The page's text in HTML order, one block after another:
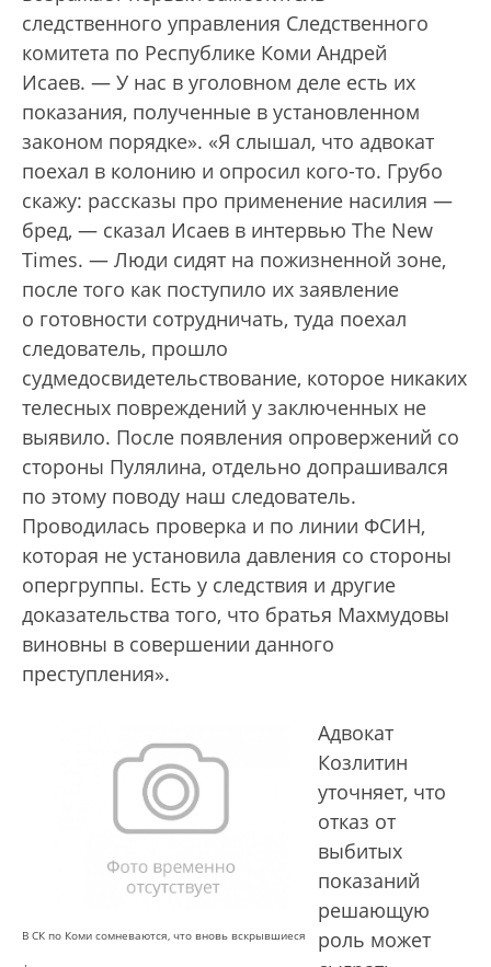
следственного управления Следственного
комитета по Республике Коми Андрей
Исаев. — У нас в уголовном деле есть их
показания, полученные в установленном
законом порядке». «Я слышал, что адвокат
поехал в колонию и опросил кого-то. Грубо
скажу: рассказы про применение насилия —
бред, — сказал Исаев в интервью The New
Times. — Люди сидят на пожизненной зоне,
после того как поступило их заявление
о готовности сотрудничать, туда поехал
следователь, прошло
судмедосвидетельствование, которое никаких
телесных повреждений у заключенных не
выявило. После появления опровержений со
стороны Пулялина, отдельно допрашивался
по этому поводу наш следователь.
Проводилась проверка и по линии ФСИН,
которая не установила давления со стороны
опергруппы. Есть у следствия и другие
доказательства того, что братья Махмудовы
виновны в совершении данного
преступления».
В СК по Коми сомневаются, что вновь вскрывшиеся
Адвокат
Козлитин
уточняет, что
отказ от
выбитых
показаний
решающую
роль может